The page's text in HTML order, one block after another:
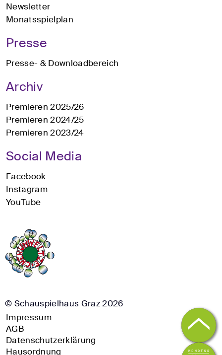
Newsletter
Monatsspielplan
Presse
Presse- & Downloadbereich
Archiv
Premieren 2025/26
Premieren 2024/25
Premieren 2023/24
Social Media
Facebook
Instagram
YouTube
© Schauspielhaus Graz 2026
Impressum
AGB
Datenschutzerklärung
Hausordnung